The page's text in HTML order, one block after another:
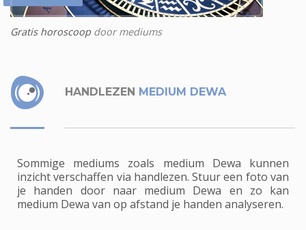
Gratis horoscoopdoor mediums
HANDLEZEN MEDIUM DEWA
Sommige mediums zoals medium Dewa kunnen
inzicht verschaffen via handlezen. Stuur een foto van
je handen door naar medium Dewa en zo kan
medium Dewa van op afstand je handen analyseren.